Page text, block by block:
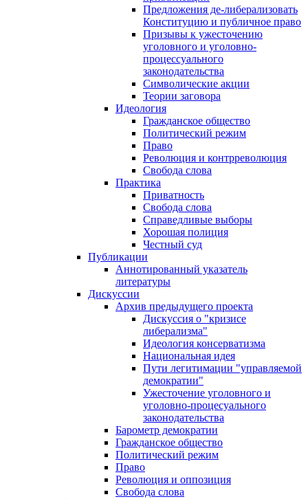
Предложения де-либерализовать
Конституцию и публичное право
Призывы к ужесточению
уголовного и уголовно-
процессуального
законодательства
Символические акции
Теории заговора
Идеология
Гражданское общество
Политический режим
Право
Революция и контрреволюция
Свобода слова
Практика
Приватность
Свобода слова
Справедливые выборы
Хорошая полиция
Честный суд
Публикации
Аннотированный указатель
литературы
Дискуссии
Архив предыдущего проекта
Дискуссия о "кризисе
либерализма"
Идеология консерватизма
Национальная идея
Пути легитимации "управляемой
демократии"
Ужесточение уголовного и
уголовно-процесуального
законодательства
Барометр демократии
Гражданское общество
Политический режим
Право
Революция и оппозиция
Свобода слова